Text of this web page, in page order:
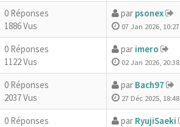
0 Réponses
1886 Vus
par psonex
07 Jan 2026, 10:27
0 Réponses
1122 Vus
par imero
02 Jan 2026, 20:38
0 Réponses
2037 Vus
par Bach97
27 Déc 2025, 18:48
0 Réponses
par RyujiSaeki